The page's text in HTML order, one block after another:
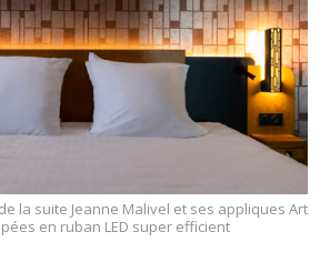
la suite Jeanne Malivel et ses appliques Art
en ruban LED super efficient